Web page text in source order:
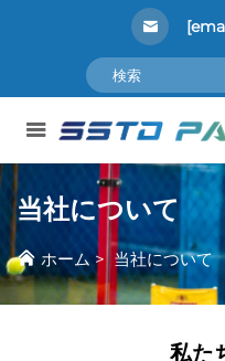
当社について
ホーム> 当社について
私た